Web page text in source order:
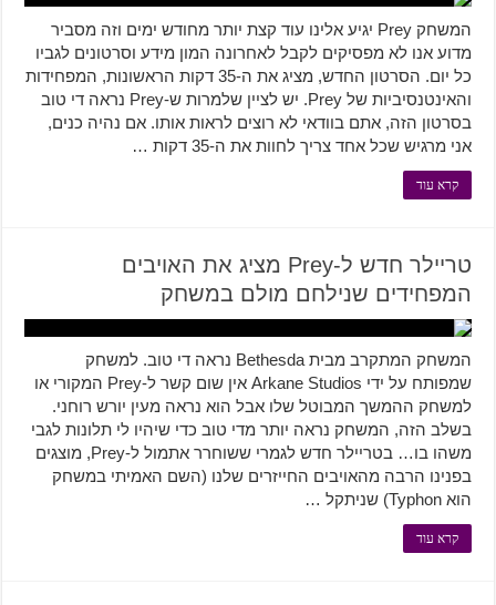
המשחק Prey יגיע אלינו עוד קצת יותר מחודש ימים וזה מסביר
מדוע אנו לא מפסיקים לקבל לאחרונה המון מידע וסרטונים לגביו
כל יום. הסרטון החדש, מציג את ה-35 דקות הראשונות, המפחידות
והאינטנסיביות של Prey. יש לציין שלמרות ש-Prey נראה די טוב
בסרטון הזה, אתם בוודאי לא רוצים לראות אותו. אם נהיה כנים,
אני מרגיש שכל אחד צריך לחוות את ה-35 דקות …
קרא עוד
טריילר חדש ל-Prey מציג את האויבים
המפחידים שנילחם מולם במשחק
המשחק המתקרב מבית Bethesda נראה די טוב. למשחק
שמפותח על ידי Arkane Studios אין שום קשר ל-Prey המקורי או
למשחק ההמשך המבוטל שלו אבל הוא נראה מעין יורש רוחני.
בשלב הזה, המשחק נראה יותר מדי טוב כדי שיהיו לי תלונות לגבי
משהו בו… בטריילר חדש לגמרי ששוחרר אתמול ל-Prey, מוצגים
בפנינו הרבה מהאויבים החייזרים שלנו (השם האמיתי במשחק
הוא Typhon) שניתקל …
קרא עוד